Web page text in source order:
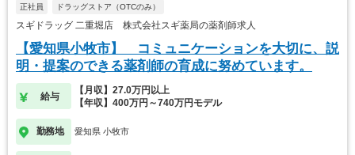
正社員 ドラッグストア（OTCのみ）
スギドラッグ 二重堀店 株式会社スギ薬局の薬剤師求人
【愛知県小牧市】 コミュニケーションを大切に、説
明・提案のできる薬剤師の育成に努めています。
給与
【月収】27.0万円以上
【年収】400万円～740万円モデル
勤務地 愛知県 小牧市